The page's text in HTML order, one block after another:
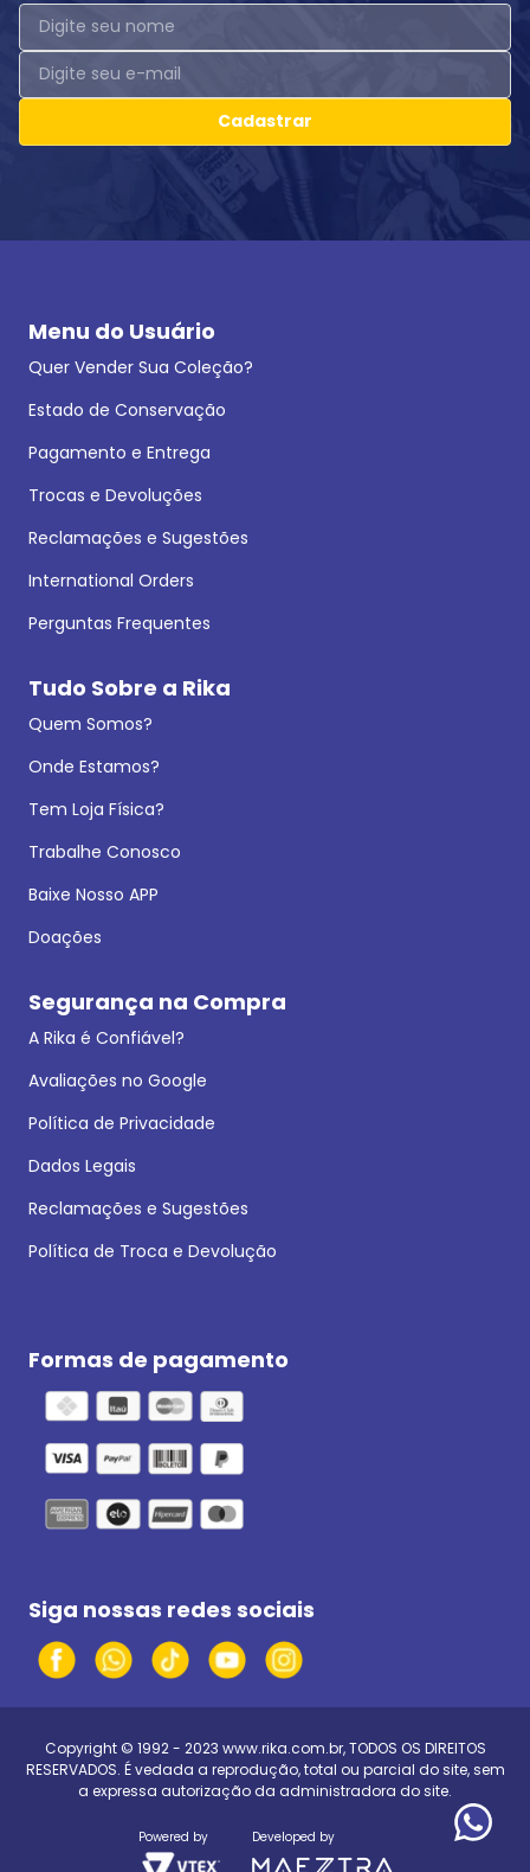
Cadastrar
Menu do Usuário
Quer Vender Sua Coleção?
Estado de Conservação
Pagamento e Entrega
Trocas e Devoluções
Reclamações e Sugestões
International Orders
Perguntas Frequentes
Tudo Sobre a Rika
Quem Somos?
Onde Estamos?
Tem Loja Física?
Trabalhe Conosco
Baixe Nosso APP
Doações
Segurança na Compra
A Rika é Confiável?
Avaliações no Google
Política de Privacidade
Dados Legais
Reclamações e Sugestões
Política de Troca e Devolução
Formas de pagamento
Siga nossas redes sociais
Copyright © 1992 - 2023 www.rika.com.br, TODOS OS DIREITOS
RESERVADOS. É vedada a reprodução, total ou parcial do site, sem
a expressa autorização da administradora do site.
Powered by Developed by